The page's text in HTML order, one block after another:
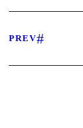
PREV